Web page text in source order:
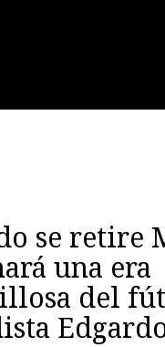
se retire
una era
del